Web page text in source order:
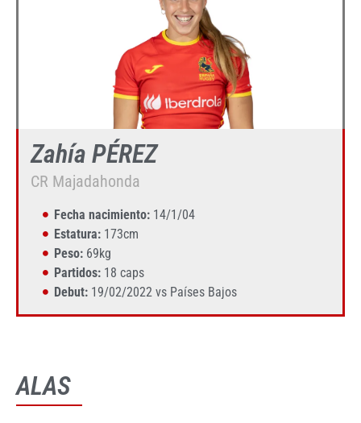
Zahía PÉREZ
CR Majadahonda
Fecha nacimiento:14/1/04
Estatura:173cm
Peso:69kg
Partidos:18 caps
Debut:19/02/2022 vs Países Bajos
ALAS